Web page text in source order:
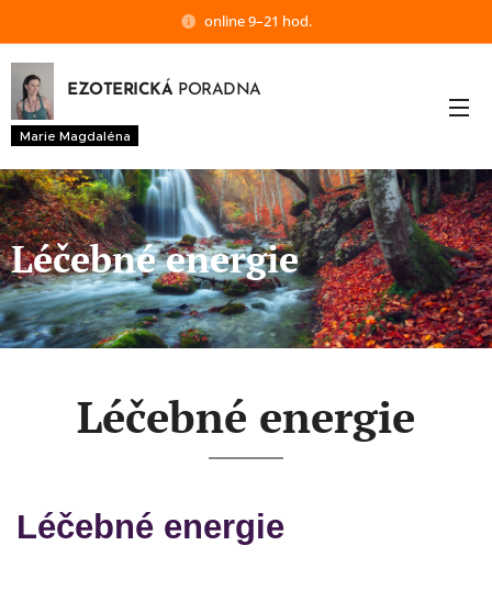
online 9–21 hod.
EZOTERICKÁPORADNA
Marie Magdaléna
Léčebné energie
Léčebné energie
Léčebné energie